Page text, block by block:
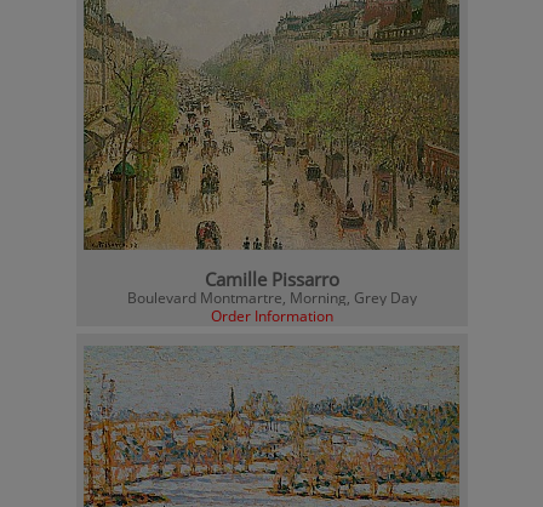
Camille Pissarro
Boulevard Montmartre, Morning, Grey Day
Order Information